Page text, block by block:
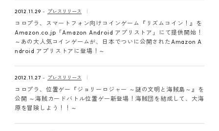
2012.11.29 プレスリリース
コロプラ、スマートフォン向けコインゲーム『リズムコイン！』を
Amazon.co.jp「Amazon Android アプリストア」にて提供開始！
～あの大人気コインゲームが、日本でついに公開されたAmazon A
ndroid アプリストアに登場！～
2012.11.27 プレスリリース
コロプラ、位置ゲー『ジョリーロジャー ～謎の文明と海賊島～』を
公開 ～海賊カードバトル位置ゲー新登場！海賊団を結成して、大海
原を冒険しよう！！～